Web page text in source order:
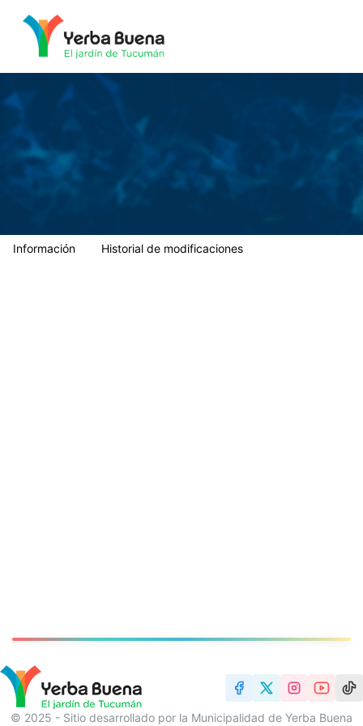
Información Historial de modificaciones
© 2025 - Sitio desarrollado por la Municipalidad de Yerba Buena